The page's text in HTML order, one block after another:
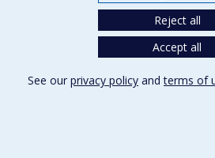
Reject all
Accept all
See our privacy policy andterms of